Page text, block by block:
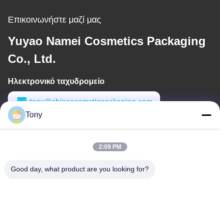
Επικοινωνήστε μαζί μας
Yuyao Namei Cosmetics Packaging
Co., Ltd.
Ηλεκτρονικό ταχυδρομείο
tony@chinacosmeticpackaging.com
Εργασιακό χρόνο
Tony
2:09 PM
Good day, what product are you looking for?